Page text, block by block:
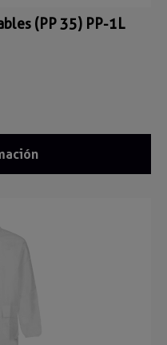
(PP 35) PP-1L